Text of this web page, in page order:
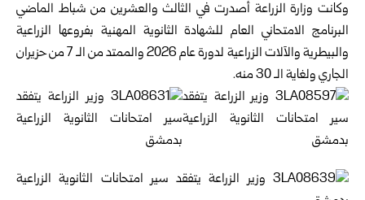
وكانت وزارة الزراعة أصدرت في الثالث والعشرين من شباط ‏الماضي
البرنامج ‏الامتحاني العام للشهادة الثانوية المهنية ‌‏بفروعها الزراعية
والبيطرية والآلات ‏الزراعية لدورة عام ‌‏2026 والممتد من الـ 7 من حزيران
الجاري ولغاية الـ 30 منه‎.‎